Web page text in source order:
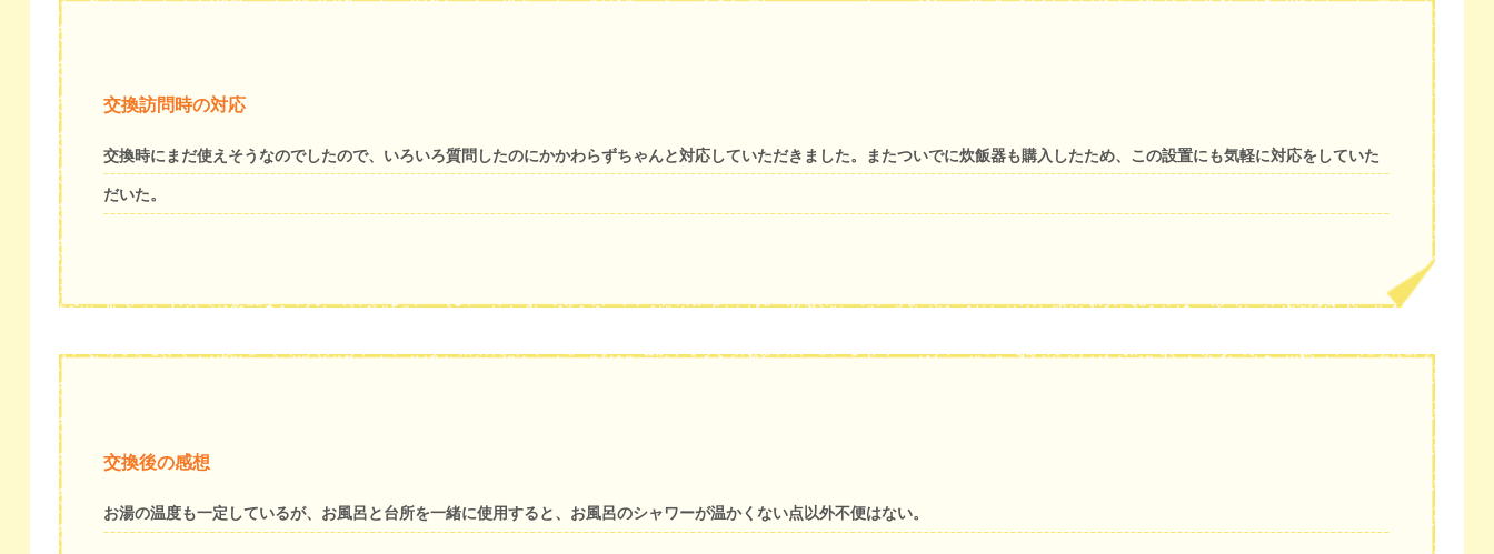
交換訪問時の対応
交換時にまだ使えそうなのでしたので、いろいろ質問したのにかかわらずちゃんと対応していただきました。またついでに炊飯器も購入したため、この設置にも気軽に対応をしていた
だいた。
交換後の感想
お湯の温度も一定しているが、お風呂と台所を一緒に使用すると、お風呂のシャワーが温かくない点以外不便はない。